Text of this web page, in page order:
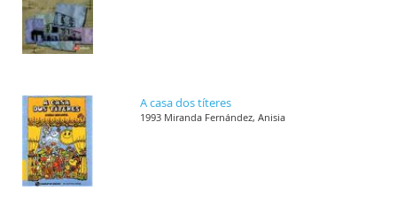
A casa dos títeres
1993 Miranda Fernández, Anisia